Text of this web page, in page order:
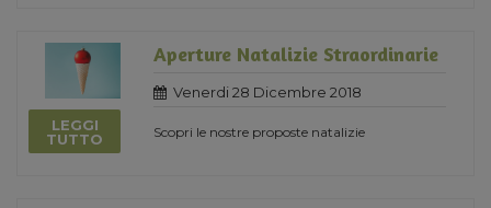
LEGGI
TUTTO
Aperture Natalizie Straordinarie
Venerdi 28 Dicembre 2018
Scopri le nostre proposte natalizie